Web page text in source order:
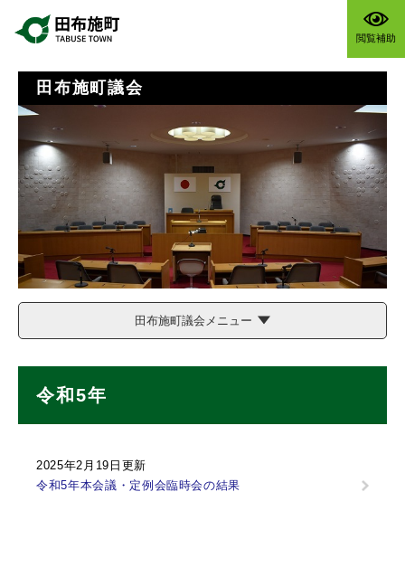
閲覧補助
田布施町議会
田布施町議会メニュー
令和5年
2025年2月19日更新
令和5年本会議・定例会臨時会の結果